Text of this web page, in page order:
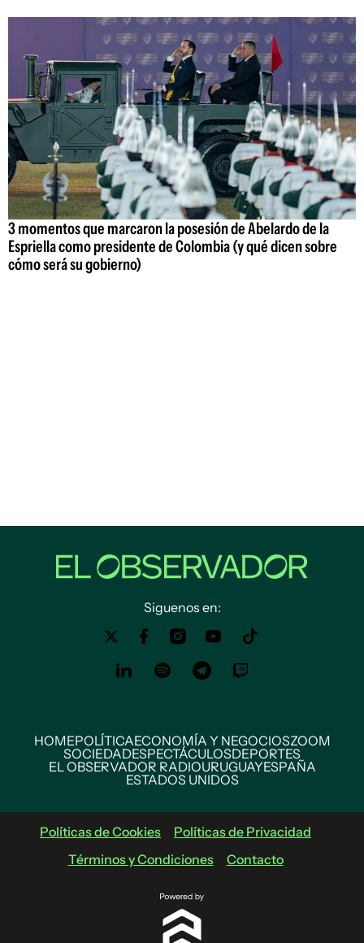
3 momentos que marcaron la posesión de Abelardo de la
Espriella como presidente de Colombia (y qué dicen sobre
cómo será su gobierno)
Siguenos en:
HOMEPOLÍTICAECONOMÍA Y NEGOCIOSZOOM
SOCIEDADESPECTÁCULOSDEPORTES
EL OBSERVADOR RADIOURUGUAYESPAÑA
ESTADOS UNIDOS
Políticas de Cookies
Políticas de Privacidad
Términos y Condiciones
Contacto